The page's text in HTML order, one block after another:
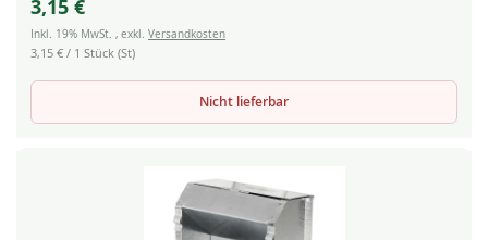
3,15 €
Inkl. 19% MwSt. , exkl. Versandkosten
3,15 € / 1 Stück (St)
Nicht lieferbar